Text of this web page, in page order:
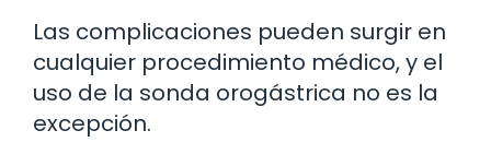
Las complicaciones pueden surgir en
cualquier procedimiento médico, y el
uso de la sonda orogástrica no es la
excepción.